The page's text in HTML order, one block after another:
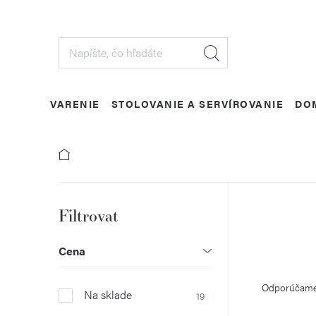
VARENIE STOLOVANIE A SERVÍROVANIE
B
o
n
Cena
Na sklade 19
R